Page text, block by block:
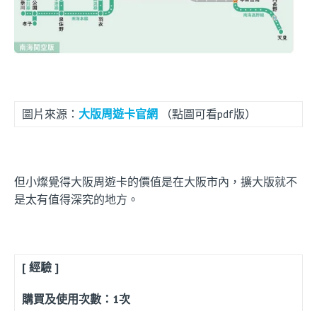
圖片來源： 大版周遊卡官網 （點圖可看pdf版）
但小燦覺得大阪周遊卡的價值是在大阪市內，擴大版就不
是太有值得深究的地方。
[ 經驗 ]
購買及使用次數：1次